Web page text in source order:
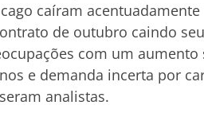
caíram
de outubro caindo
com um aumento
e demanda incerta por
analistas.